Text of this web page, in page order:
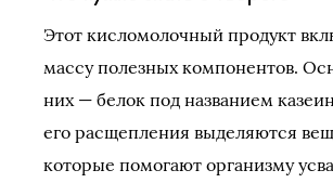
Этот кисломолочный продукт
массу полезных компонентов.
них — белок под названием
его расщепления выделяются
которые помогают организму